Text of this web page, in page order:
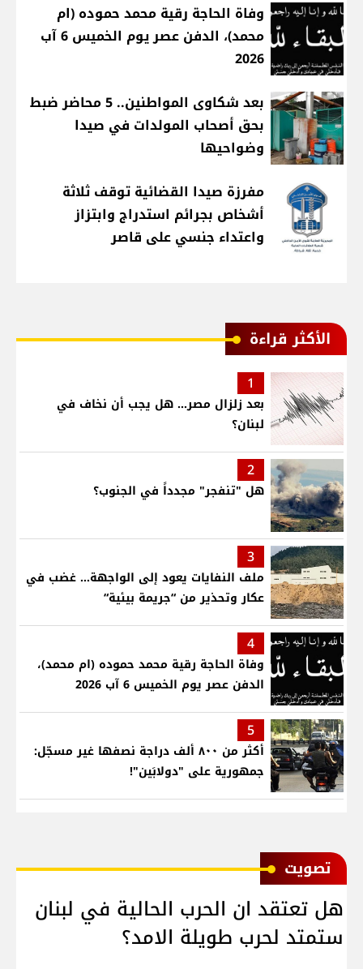
وفاة الحاجة رقية محمد حموده (ام
محمد)، الدفن عصر يوم الخميس 6 آب
2026
بعد شكاوى المواطنين.. 5 محاضر ضبط
بحق أصحاب المولدات في صيدا
وضواحيها
مفرزة صيدا القضائية توقف ثلاثة
أشخاص بجرائم استدراج وابتزاز
واعتداء جنسي على قاصر
الأكثر قراءة
1
بعد زلزال مصر... هل يجب أن نخاف في
لبنان؟
2
هل "تنفجر" مجدداً في الجنوب؟
3
ملف النفايات يعود إلى الواجهة… غضب في
عكار وتحذير من “جريمة بيئية“
4
وفاة الحاجة رقية محمد حموده (ام محمد)،
الدفن عصر يوم الخميس 6 آب 2026
5
أكثر من ٨٠٠ ألف دراجة نصفها غير مسجّل:
جمهورية على "دولابَين"!
ﺗﺼﻮﻳﺖ
هل تعتقد ان الحرب الحالية في لبنان
ستمتد لحرب طويلة الامد؟